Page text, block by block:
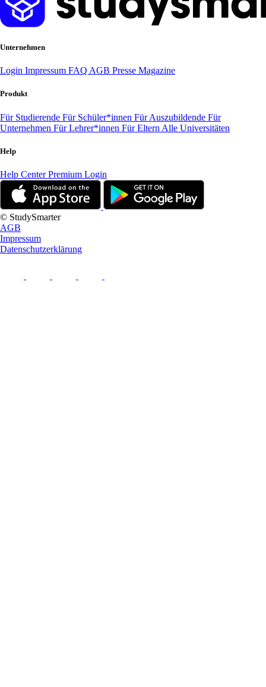
Unternehmen
Login Impressum FAQ AGB Presse Magazine
Produkt
Für Studierende Für Schüler*innen Für Auszubildende Für
Unternehmen Für Lehrer*innen Für Eltern Alle Universitäten
Help
Help CenterPremium Login
© StudySmarter
AGB
Impressum
Datenschutzerklärung